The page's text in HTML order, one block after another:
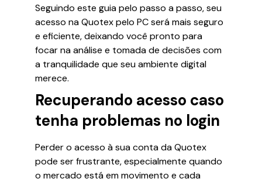
Seguindo este guia pelo passo a passo, seu
acesso na Quotex pelo PC será mais seguro
e eficiente, deixando você pronto para
focar na análise e tomada de decisões com
a tranquilidade que seu ambiente digital
merece.
Recuperando acesso caso
tenha problemas no login
Perder o acesso à sua conta da Quotex
pode ser frustrante, especialmente quando
o mercado está em movimento e cada